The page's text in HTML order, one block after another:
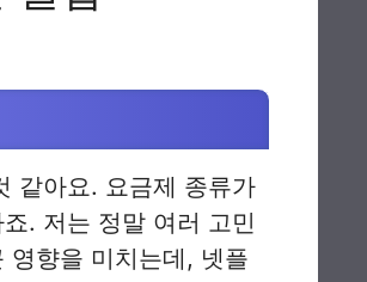
같아요. 요금제 종류가
. 저는 정말 여러 고민
영향을 미치는데, 넷플